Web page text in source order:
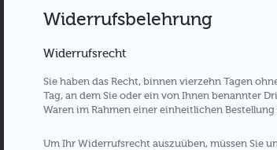
Widerrufsbelehrung
Widerrufsrecht
Sie haben das Recht, binnen vierzehn Tagen
Tag, an dem Sie oder ein von Ihnen benannter
Waren im Rahmen einer einheitlichen
Um Ihr Widerrufsrecht auszuüben, müssen Sie